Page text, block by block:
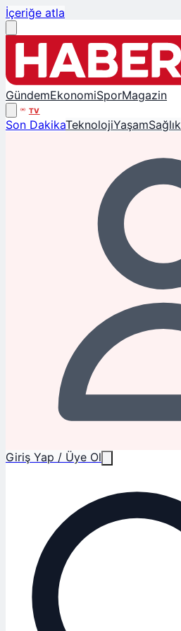
İçeriğe atla
GündemEkonomiSporMagazin
TV
Son DakikaTeknolojiYaşamSağlık
Giriş Yap / Üye Ol